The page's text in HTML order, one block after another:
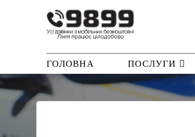
ГОЛОВНА ПОСЛУГИ